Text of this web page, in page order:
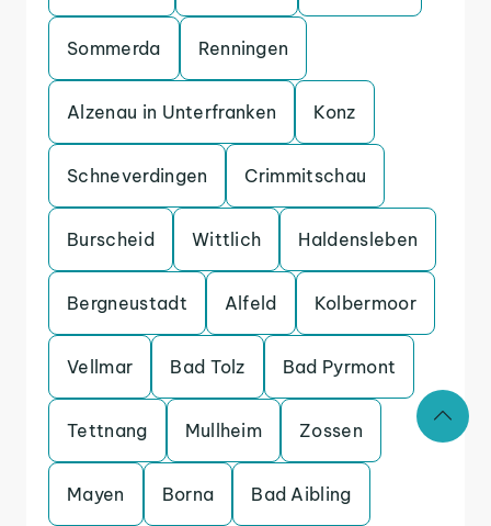
Sommerda Renningen
Alzenau in Unterfranken Konz
Schneverdingen Crimmitschau
Burscheid Wittlich Haldensleben
Bergneustadt Alfeld Kolbermoor
Vellmar Bad Tolz Bad Pyrmont
Tettnang Mullheim Zossen
Mayen Borna Bad Aibling